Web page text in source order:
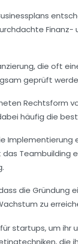
, die oft
geprüft
Rechtsform
häufig die
Implementierung
das Teambuilding
die
zu